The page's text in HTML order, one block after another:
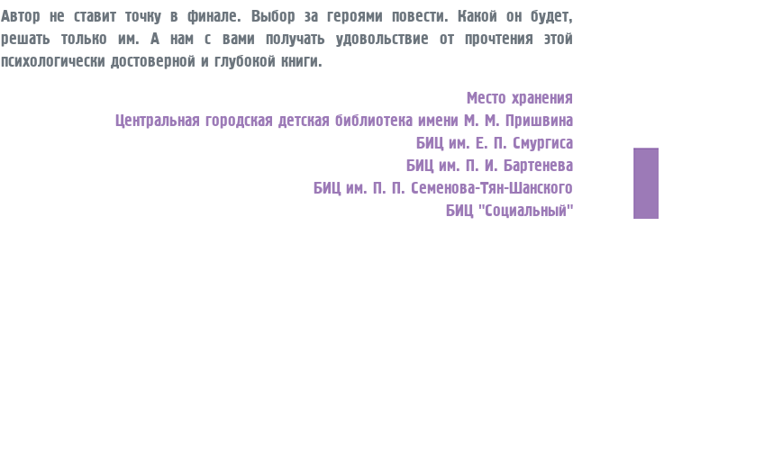
Автор не ставит точку в финале. Выбор за героями повести. Какой он будет,
решать только им. А нам с вами получать удовольствие от прочтения этой
психологически достоверной и глубокой книги.
Место хранения
Центральная городская детская библиотека имени М. М. Пришвина
БИЦ им. Е. П. Смургиса
БИЦ им. П. И. Бартенева
БИЦ им. П. П. Семенова-Тян-Шанского
БИЦ "Социальный"